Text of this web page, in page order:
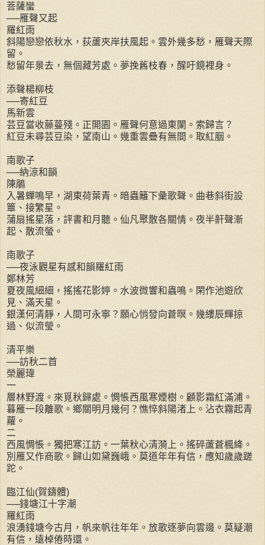
菩薩蠻
──雁聲又起
羅紅雨
斜陽戀戀依秋水，荻蘆夾岸扶風起。雲外幾多愁，雁聲天際
留。
愁留年景去，無個藏芳處。夢挽舊枝春，醒吁鏡裡身。
添聲楊柳枝
──寄紅豆
馬新雲
芸豆當收藤蔓殘。正開園。雁聲何意過東闌。索歸言？
紅豆未尋芸豆染，望南山。幾重雲疊有無間。取紅胭。
南歌子
──納涼和韻
陳鵑
入暑蟬鳴早，湖東荷葉青。暗蟲籬下彙歌聲。曲巷斜街設
簟、接繁星。
蒲扇搖星落，評書和月聽。仙凡聚散各關情。夜半鼾聲漸
起、散流螢。
南歌子
──夜泳觀星有感和韻羅紅雨
鄭林芳
夏夜風細細，搖搖花影婷。水波微響和蟲鳴。閑作池遊欣
見、滿天星。
銀漢何清靜，人間可永寧？願心悄發向蒼暝。幾縷辰輝掠
過、似流瑩。
清平樂
──訪秋二首
榮麗瑋
一
層林野渡。來覓秋歸處。惆悵西風寒煙樹。顧影霜紅滿浦。
暮雁一段離歌。鄉關明月幾何？憔悴斜陽渚上。沾衣霧起青
蘿。
二
西風惆悵。獨把寒江訪。一葉秋心清漪上。搖碎蘆蒼楓絳。
別雁又作商歌。歸山如黛巍峨。莫道年年有信，應知歲歲蹉
跎。
臨江仙(賀鑄體)
──錢塘江十字潮
羅紅雨
浪湧錢塘今古月，帆來帆往年年。放歌逐夢向雲邊。莫疑潮
有信，遠棹倦時還。